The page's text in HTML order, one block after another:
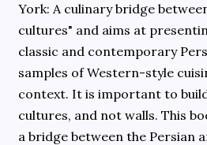
York: A culinary bridge
cultures" and aims at
classic and contemporary
samples of Western-style
context. It is important to
cultures, and not walls. This
a bridge between the Persian